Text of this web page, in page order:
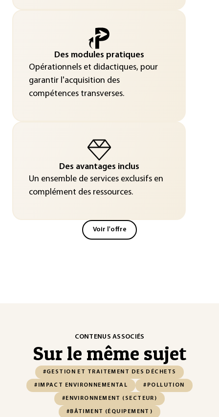
Des modules pratiques
Opérationnels et didactiques, pour
garantir l'acquisition des
compétences transverses.
Des avantages inclus
Un ensemble de services exclusifs en
complément des ressources.
Voir l'offre
CONTENUS ASSOCIÉS
Sur le même sujet
#GESTION ET TRAITEMENT DES DÉCHETS
#IMPACT ENVIRONNEMENTAL #POLLUTION
#ENVIRONNEMENT (SECTEUR)
#BÂTIMENT (ÉQUIPEMENT)